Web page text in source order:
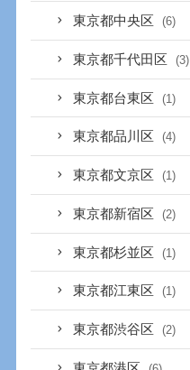
東京都中央区 (6)
東京都千代田区 (3)
東京都台東区 (1)
東京都品川区 (4)
東京都文京区 (1)
東京都新宿区 (2)
東京都杉並区 (1)
東京都江東区 (1)
東京都渋谷区 (2)